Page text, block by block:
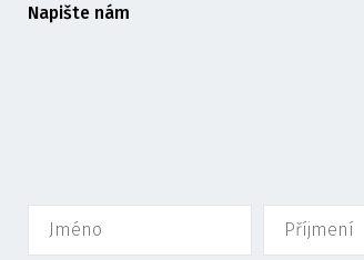
Napište nám